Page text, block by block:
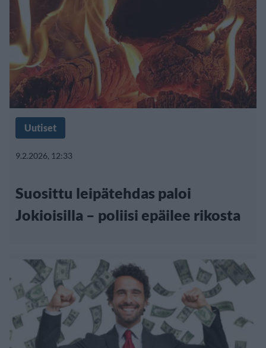
Uutiset
9.2.2026, 12:33
Suosittu leipätehdas paloi
Jokioisilla – poliisi epäilee rikosta